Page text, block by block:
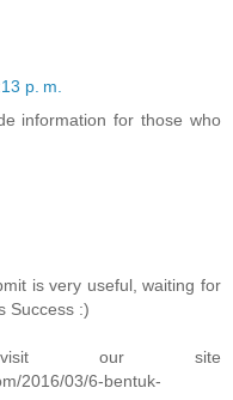
p. m.
information for those who
is very useful, waiting for
Success :)
visit our site
2016/03/6-bentuk-